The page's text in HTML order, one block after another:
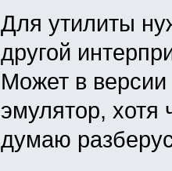
Для утилиты
другой
Может в
эмулятор, хотя
думаю